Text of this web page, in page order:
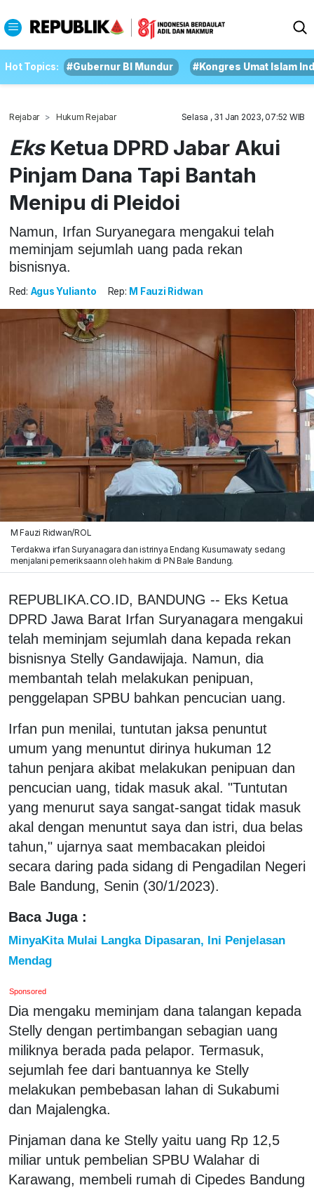
Hot Topics: #Gubernur BI Mundur #Kongres Umat Islam
Rejabar Hukum Rejabar Selasa , 31 Jan 2023, 07:52 WIB
Eks Ketua DPRD Jabar Akui
Pinjam Dana Tapi Bantah
Menipu di Pleidoi
Namun, Irfan Suryanegara mengakui telah
meminjam sejumlah uang pada rekan
bisnisnya.
Red: Agus Yulianto Rep: M Fauzi Ridwan
M Fauzi Ridwan/ROL
Terdakwa irfan Suryanagara dan istrinya Endang Kusumawaty sedang
menjalani pemeriksaann oleh hakim di PN Bale Bandung.
REPUBLIKA.CO.ID, BANDUNG -- Eks Ketua
DPRD Jawa Barat Irfan Suryanagara mengakui
telah meminjam sejumlah dana kepada rekan
bisnisnya Stelly Gandawijaja. Namun, dia
membantah telah melakukan penipuan,
penggelapan SPBU bahkan pencucian uang.
Irfan pun menilai, tuntutan jaksa penuntut
umum yang menuntut dirinya hukuman 12
tahun penjara akibat melakukan penipuan dan
pencucian uang, tidak masuk akal. "Tuntutan
yang menurut saya sangat-sangat tidak masuk
akal dengan menuntut saya dan istri, dua belas
tahun," ujarnya saat membacakan pleidoi
secara daring pada sidang di Pengadilan Negeri
Bale Bandung, Senin (30/1/2023).
Baca Juga :
MinyaKita Mulai Langka Dipasaran, Ini Penjelasan
Mendag
Sponsored
Dia mengaku meminjam dana talangan kepada
Stelly dengan pertimbangan sebagian uang
miliknya berada pada pelapor. Termasuk,
sejumlah fee dari bantuannya ke Stelly
melakukan pembebasan lahan di Sukabumi
dan Majalengka.
Pinjaman dana ke Stelly yaitu uang Rp 12,5
miliar untuk pembelian SPBU Walahar di
Karawang, membeli rumah di Cipedes Bandung